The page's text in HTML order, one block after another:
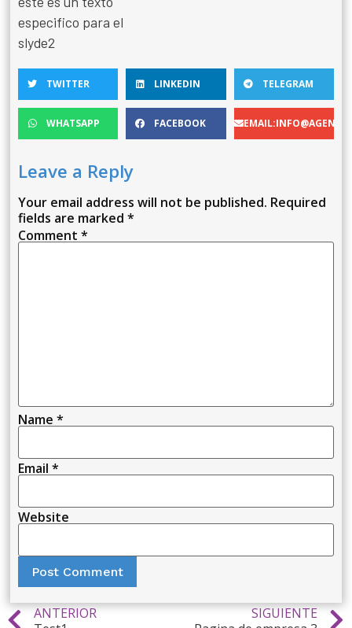
especifico para el
slyde2
TWITTER LINKEDIN TELEGRAM
WHATSAPP FACEBOOK
Leave a Reply
Your email address will not be published. Required
fields are marked*
Comment*
Name*
Email*
Website
ANTERIOR
SIGUIENTE